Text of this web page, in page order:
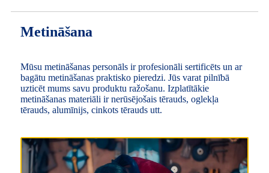
Metināšana
Mūsu metināšanas personāls ir profesionāli sertificēts un ar
bagātu metināšanas praktisko pieredzi. Jūs varat pilnībā
uzticēt mums savu produktu ražošanu. Izplatītākie
metināšanas materiāli ir nerūsējošais tērauds, oglekļa
tērauds, alumīnijs, cinkots tērauds utt.